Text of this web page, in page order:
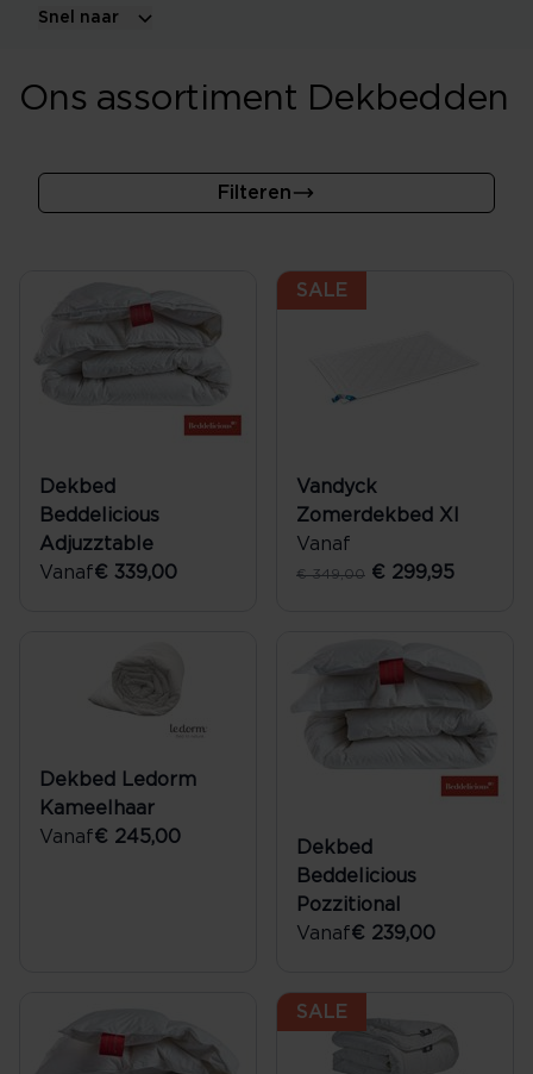
Snel naar
Ons assortiment Dekbedden
Filteren
Dekbed
Beddelicious
Adjuzztable
Vanaf€ 339,00
SALE
Vandyck
Zomerdekbed Xl
Vanaf
€ 349,00 € 299,95
Dekbed Ledorm
Kameelhaar
Vanaf€ 245,00
Dekbed
Beddelicious
Pozzitional
Vanaf€ 239,00
SALE